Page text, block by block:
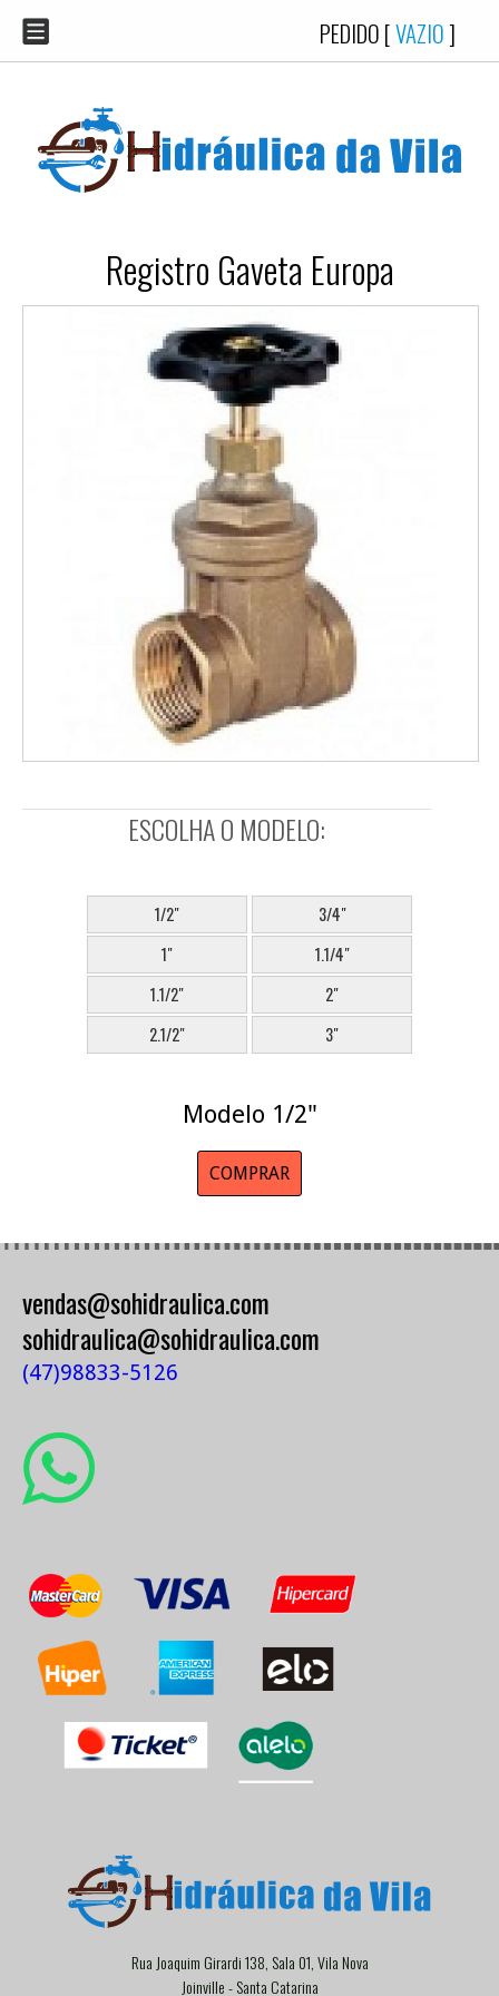
PEDIDO [VAZIO]
Registro Gaveta Europa
ESCOLHA O MODELO:
1/2"
3/4"
1"
1.1/4"
1.1/2"
2"
2.1/2"
3"
Modelo 1/2"
COMPRAR
vendas@sohidraulica.com
sohidraulica@sohidraulica.com
(47)98833-5126
Rua Joaquim Girardi 138, Sala 01, Vila Nova
Joinville - Santa Catarina